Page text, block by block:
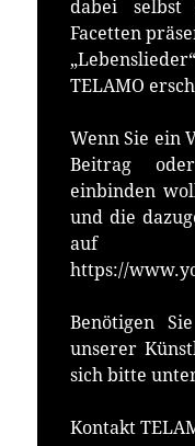
dabei selbst
Facetten
TELAMO
Wenn Sie ein
Beitrag
einbinden
und die
auf
https://
Benötigen
unserer
sich bitte
Kontakt